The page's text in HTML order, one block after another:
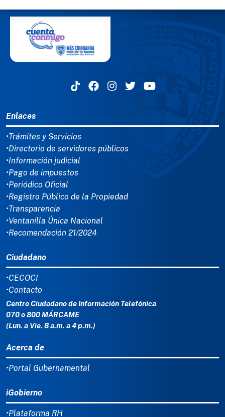
Enlaces
•Trámites y Servicios
•Directorio de servidores públicos
•Información judicial
•Pago de impuestos
•Periódico Oficial
•Registro Público de la Propiedad
•Transparencia
•Ventanilla Única Nacional
•Recomendación 21/2024
Ciudadano
•CECOCI
•Contacto
Centro Ciudadano de Información Telefónica
070 o 800 MÁRCAME
(Lun. a Vie. 8 a.m. a 4 p.m.)
Acerca de
•Portal Gubernamental
iGobierno
•Plataforma RH